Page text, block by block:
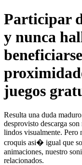
Participar
y nunca
juegos
Resulta una duda
desprovisto descarga
lindos visualmente. Pero
croquis asi� igual que
animaciones, nuestro
relacionados.